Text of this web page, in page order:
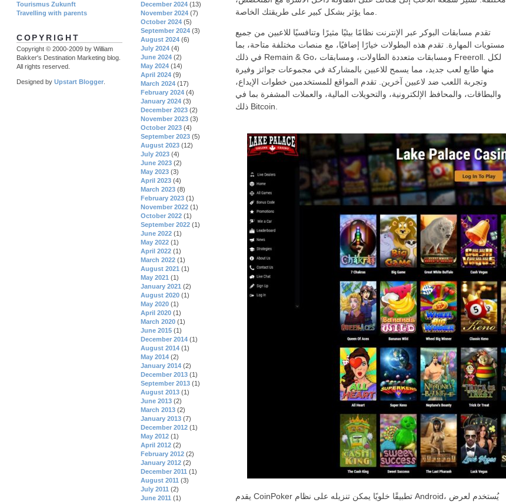
مما يؤثر بشكل كبير على طريقتك الخاصة.
تقدم مسابقات البوكر عبر الإنترنت نظامًا بيئيًا مثيرًا وتنافسيًا للاعبين من جميع
مستويات المهارة. تقدم هذه البطولات خيارًا إضافيًا، مع منصات مختلفة متاحة، بما
في ذلك Remain & Go، ومسابقات متعددة الطاولات، ومسابقات Freeroll. لكل
منها طابع لعب جديد، مما يسمح للاعبين بالمشاركة في مجموعات جوائز وفيرة
وتجربة اللعب ضد لاعبين آخرين. تقدم المواقع للمستخدمين خطوات الإيداع،
والبطاقات، والمحافظ الإلكترونية، والتحويلات المالية، والعملات المشفرة بما في
ذلك Bitcoin.
يقدم CoinPoker تطبيقًا خلويًا يمكن تنزيله على نظام Android، يُستخدم لعرض
December 2024 (13)
November 2024 (7)
October 2024 (5)
September 2024 (3)
August 2024 (6)
July 2024 (4)
June 2024 (2)
May 2024 (14)
April 2024 (9)
March 2024 (17)
February 2024 (4)
January 2024 (3)
December 2023 (2)
November 2023 (3)
October 2023 (4)
September 2023 (5)
August 2023 (12)
July 2023 (4)
June 2023 (2)
May 2023 (3)
April 2023 (4)
March 2023 (8)
February 2023 (1)
November 2022 (1)
October 2022 (1)
September 2022 (1)
June 2022 (1)
May 2022 (1)
April 2022 (1)
March 2022 (1)
August 2021 (1)
May 2021 (1)
January 2021 (2)
August 2020 (1)
May 2020 (1)
April 2020 (1)
March 2020 (1)
June 2015 (1)
December 2014 (1)
August 2014 (1)
May 2014 (2)
January 2014 (2)
December 2013 (1)
September 2013 (1)
August 2013 (1)
June 2013 (2)
March 2013 (2)
January 2013 (7)
December 2012 (1)
May 2012 (1)
April 2012 (2)
February 2012 (2)
January 2012 (2)
December 2011 (1)
August 2011 (3)
July 2011 (2)
June 2011 (1)
Tourismus Zukunft
Travelling with parents
COPYRIGHT
Copyright © 2000-2009 by William
Bakker's Destination Marketing blog.
All rights reserved.
Designed by Upstart Blogger